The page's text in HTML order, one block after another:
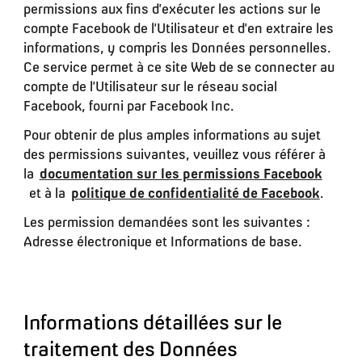
permissions aux fins d’exécuter les actions sur le
compte Facebook de l’Utilisateur et d’en extraire les
informations, y compris les Données personnelles.
Ce service permet à ce site Web de se connecter au
compte de l’Utilisateur sur le réseau social
Facebook, fourni par Facebook Inc.
Pour obtenir de plus amples informations au sujet
des permissions suivantes, veuillez vous référer à
la documentation sur les permissions Facebook
et à la politique de confidentialité de Facebook.
Les permission demandées sont les suivantes :
Adresse électronique et Informations de base.
Informations détaillées sur le
traitement des Données